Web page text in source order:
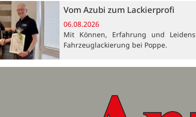
Vom Azubi zum Lackierprofi
06.08.2026
Mit Können, Erfahrung und
Fahrzeuglackierung bei Poppe.